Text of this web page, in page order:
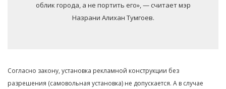
облик города, а не портить его», — считает мэр
Назрани Алихан Тумгоев.
Согласно закону, установка рекламной конструкции без
разрешения (самовольная установка) не допускается. А в случае